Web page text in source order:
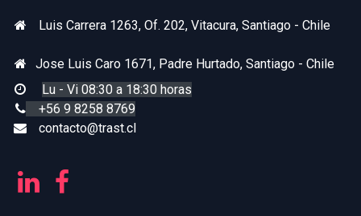
Luis Carrera 1263, Of. 202, Vitacura, Santiago - Chile
Jose Luis Caro 1671, Padre Hurtado, Santiago - Chile
Lu - Vi 08:30 a 18:30 horas
+56 9 8258 8769
contacto@trast.cl